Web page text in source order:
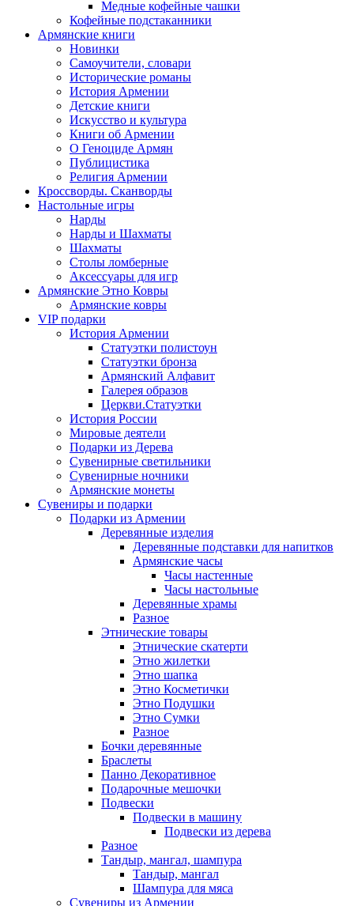
Медные кофейные чашки
Кофейные подстаканники
Армянские книги
Новинки
Самоучители, словари
Исторические романы
История Армении
Детские книги
Иcкусство и культура
Книги об Армении
О Геноциде Армян
Публицистика
Религия Армении
Кроссворды. Сканворды
Настольные игры
Нарды
Нарды и Шахматы
Шахматы
Столы ломберные
Аксессуары для игр
Армянские Этно Ковры
Армянские ковры
VIP подарки
История Армении
Статуэтки полистоун
Статуэтки бронза
Армянский Алфавит
Галерея образов
Церкви.Статуэтки
История России
Мировые деятели
Подарки из Дерева
Сувенирные светильники
Сувенирные ночники
Армянские монеты
Сувениры и подарки
Подарки из Армении
Деревянные изделия
Деревянные подставки для напитков
Армянские часы
Часы настенные
Часы настольные
Деревянные храмы
Разное
Этнические товары
Этнические скатерти
Этно жилетки
Этно шапка
Этно Косметички
Этно Подушки
Этно Сумки
Разное
Бочки деревянные
Браслеты
Панно Декоративное
Подарочные мешочки
Подвески
Подвески в машину
Подвески из дерева
Разное
Тандыр, мангал, шампура
Тандыр, мангал
Шампура для мяса
Сувениры из Армении